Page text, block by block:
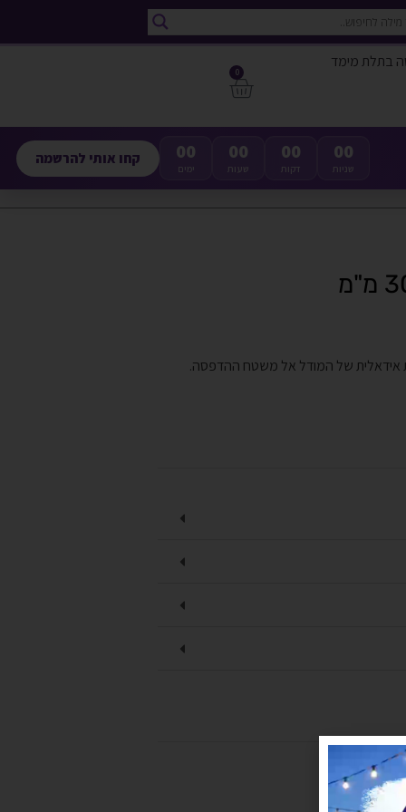
בתלת מימד
0
00
ימים
00
שעות
00
דקות
00
שניות
קחו אותי להרשמה
אידאלית של המודל אל משטח ההדפסה.